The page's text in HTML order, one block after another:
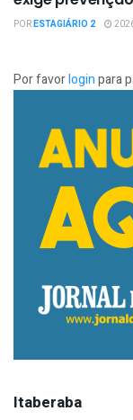
PORESTAGIÁRIO 2
Por favorloginpara
Itaberaba